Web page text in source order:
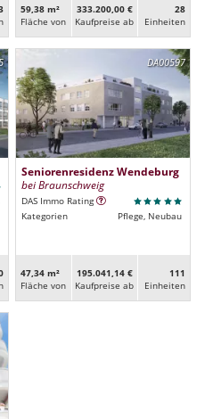
59,38 m²
Fläche von
333.200,00 €
Kaufpreise ab
28
Ein­heiten
DA00597
Seniorenresidenz Wendeburg
bei Braunschweig
DAS Immo Rating
Kategorien
Pflege, Neubau
47,34 m²
Fläche von
195.041,14 €
Kaufpreise ab
111
Ein­heiten